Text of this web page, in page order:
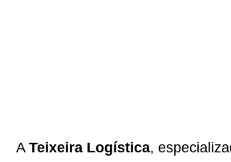
A Teixeira Logística,